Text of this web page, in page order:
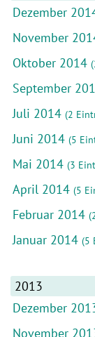
Dezember
November
Oktober 2014
September
Juli 2014 (2
Juni 2014 (5
Mai 2014 (3
April 2014 (5
Februar 2014
Januar 2014 (5
2013
Dezember
November